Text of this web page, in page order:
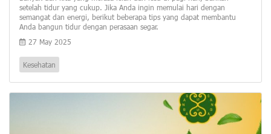
setelah tidur yang cukup. Jika Anda ingin memulai hari dengan
semangat dan energi, berikut beberapa tips yang dapat membantu
Anda bangun tidur dengan perasaan segar.
27 May 2025
Kesehatan